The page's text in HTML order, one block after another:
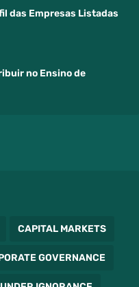
das Empresas Listadas
no Ensino de
CAPITAL MARKETS
GOVERNANCE
IGNORANCE